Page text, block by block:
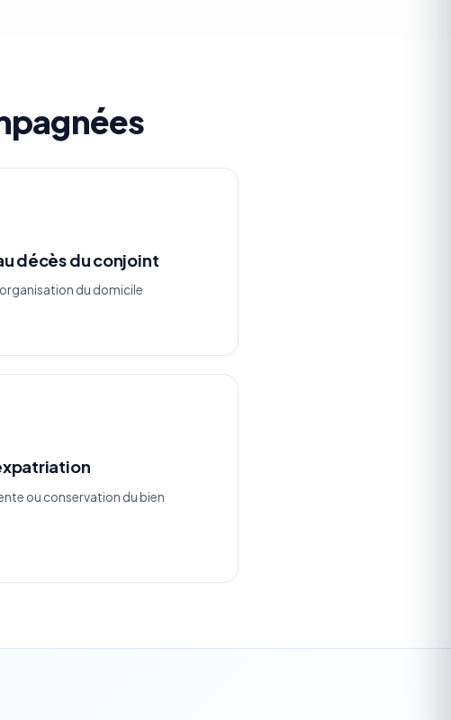
décès du conjoint
du domicile
ou conservation du bien